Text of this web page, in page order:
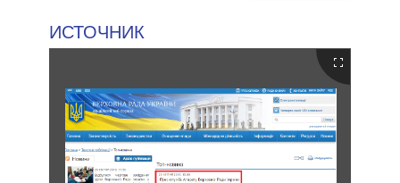
ИСТОЧНИК